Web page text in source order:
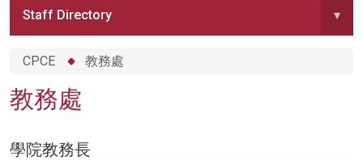
Staff Directory ▾
CPCE 教務處
教務處
學院教務長